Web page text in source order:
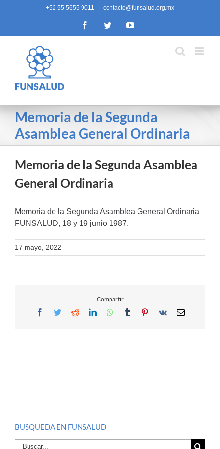
+52 55 5655 9011 contacto@funsalud.org.mx
FacebookTwitterYouTube
Memoria de la Segunda
Asamblea General Ordinaria
Memoria de la Segunda Asamblea
General Ordinaria
Memoria de la Segunda Asamblea General Ordinaria
FUNSALUD, 18 y 19 junio 1987.
17 mayo, 2022
Compartir
Facebook
TwitterRedditLinkedInWhatsApp
TumblrPinterest
Vk Email
BUSQUEDA EN FUNSALUD
Buscar